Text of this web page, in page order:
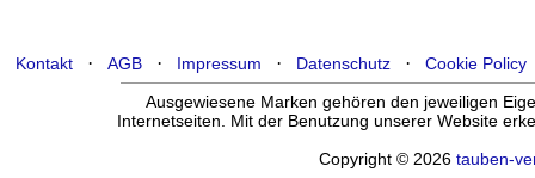
Kontakt· AGB· Impressum · Datenschutz· Cookie Policy
Ausgewiesene Marken gehören den jeweiligen
Internetseiten. Mit der Benutzung unserer Website
Copyright © 2026 tauben-